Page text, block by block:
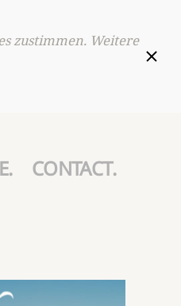
zustimmen. Weitere
CONTACT.